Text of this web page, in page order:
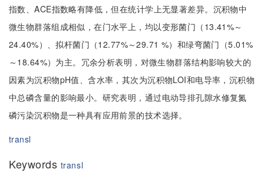
指数、ACE指数略有降低，但在统计学上无显著差异。沉积物中
微生物群落组成相似，在门水平上，均以变形菌门（13.41%～
24.40%）、拟杆菌门（12.77%～29.71 %）和绿弯菌门（5.01%
～18.64%）为主。冗余分析表明，对微生物群落结构影响较大的
因素为沉积物pH值、含水率，其次为沉积物LOI和电导率，沉积物
中总磷含量的影响最小。研究表明，通过电动导排孔隙水修复氮
磷污染沉积物是一种具有应用前景的技术选择。
transl
Keywords transl